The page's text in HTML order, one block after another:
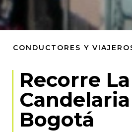
CONDUCTORES Y
Recorre La
Bogotá